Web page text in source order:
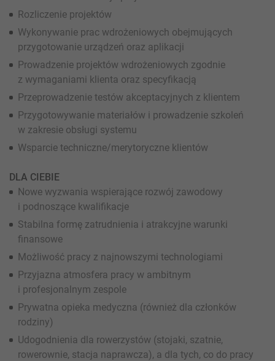
Rozliczenie projektów
Wykonywanie prac wdrożeniowych obejmujących
przygotowanie urządzeń oraz aplikacji
Prowadzenie projektów wdrożeniowych zgodnie
z wymaganiami klienta oraz specyfikacją
Przeprowadzenie testów akceptacyjnych z klientem
Przygotowywanie materiałów i prowadzenie szkoleń
w zakresie obsługi systemu
Wsparcie techniczne/merytoryczne klientów
DLA CIEBIE
Nowe wyzwania wspierające rozwój zawodowy
i podnoszące kwalifikacje
Stabilna formę zatrudnienia i atrakcyjne warunki
finansowe
Możliwość pracy z najnowszymi technologiami
Przyjazna atmosfera pracy w ambitnym
i profesjonalnym zespole
Prywatna opieka medyczna (również dla członków
rodziny)
Udogodnienia dla rowerzystów (stojaki, szatnie,
rowerownie, stacja naprawcza), a dla tych, co do pracy